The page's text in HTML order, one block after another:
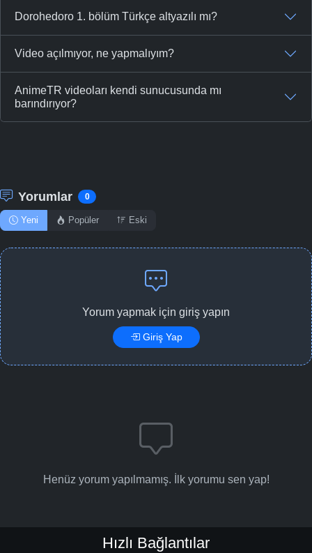
Dorohedoro 1. bölüm Türkçe altyazılı mı?
Video açılmıyor, ne yapmalıyım?
AnimeTR videoları kendi sunucusunda mı
barındırıyor?
Yorumlar 0
Yeni Popüler Eski
Yorum yapmak için giriş yapın
Giriş Yap
Henüz yorum yapılmamış. İlk yorumu sen yap!
Hızlı Bağlantılar